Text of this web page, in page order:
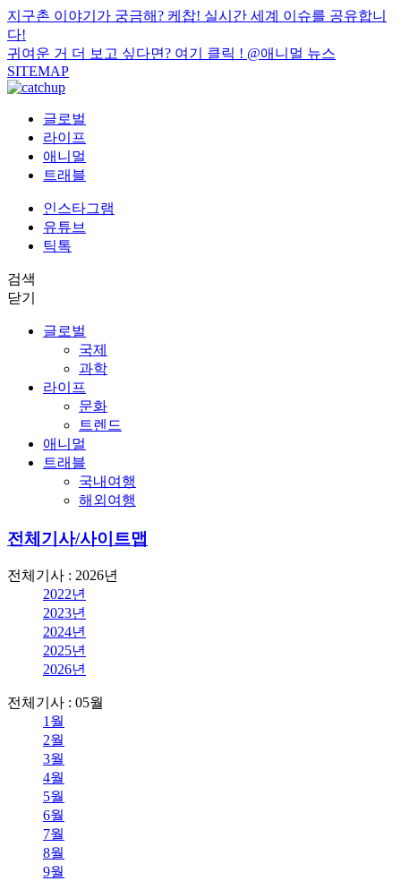
지구촌 이야기가 궁금해? 케찹! 실시간 세계 이슈를 공유합니
다!
귀여운 거 더 보고 싶다면? 여기 클릭 ! @애니멀 뉴스
SITEMAP
글로벌
라이프
애니멀
트래블
인스타그램
유튜브
틱톡
검색
닫기
글로벌
국제
과학
라이프
문화
트렌드
애니멀
트래블
국내여행
해외여행
전체기사/사이트맵
전체기사 : 2026년
2022년
2023년
2024년
2025년
2026년
전체기사 : 05월
1월
2월
3월
4월
5월
6월
7월
8월
9월